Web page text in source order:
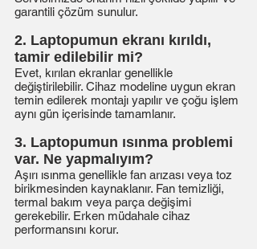
garantili çözüm sunulur.
2. Laptopumun ekranı kırıldı,
tamir edilebilir mi?
Evet, kırılan ekranlar genellikle
değiştirilebilir. Cihaz modeline uygun ekran
temin edilerek montajı yapılır ve çoğu işlem
aynı gün içerisinde tamamlanır.
3. Laptopumun ısınma problemi
var. Ne yapmalıyım?
Aşırı ısınma genellikle fan arızası veya toz
birikmesinden kaynaklanır. Fan temizliği,
termal bakım veya parça değişimi
gerekebilir. Erken müdahale cihaz
performansını korur.